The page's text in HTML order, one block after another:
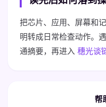
把芯片、应用、屏幕和
明转成日常检查动作。
通摘要，再进入 穗光谈
帮